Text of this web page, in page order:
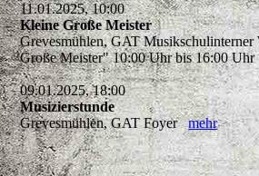
11.01.2025, 10:00
Kleine Große Meister
Grevesmühlen, GAT
Große Meister" 10:00 Uhr bis 16:00
09.01.2025, 18:00
Musizierstunde
Grevesmühlen, GAT Foyermehr